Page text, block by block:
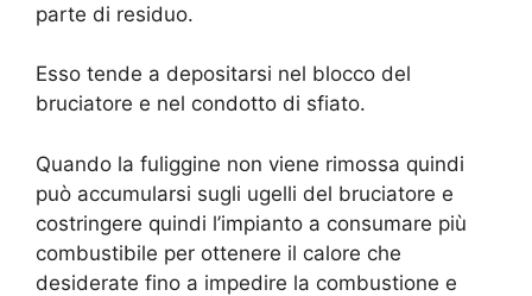
parte di residuo.
Esso tende a depositarsi nel blocco del
bruciatore e nel condotto di sfiato.
Quando la fuliggine non viene rimossa quindi
può accumularsi sugli ugelli del bruciatore e
costringere quindi l’impianto a consumare più
combustibile per ottenere il calore che
desiderate fino a impedire la combustione e